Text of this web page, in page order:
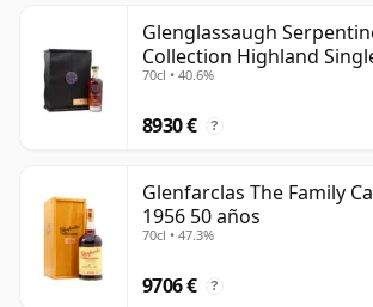
Glenglassaugh
Collection Highland
años
70cl • 40.6%
8930 € ?
Glenfarclas The Family
1956 50 años
70cl • 47.3%
9706 € ?